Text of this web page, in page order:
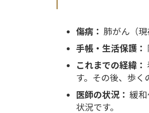
傷病： 肺がん（現
手帳・生活保護：
これまでの経緯：
す。その後、歩く
医師の状況： 緩和
状況です。